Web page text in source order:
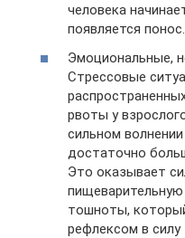
человека
появляется понос.
Эмоциональные,
Стрессовые
рвоты у
сильном
достаточно
Это оказывает
тошноты,
рефлексом в